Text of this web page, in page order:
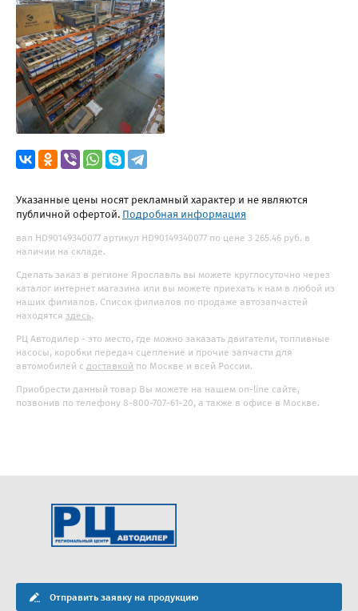
Указанные цены носят рекламный характер и не являются
публичной офертой. Подробная информация
вал HD90149340077 артикул HD90149340077 по цене 3 265.46 руб. в
наличии на складе.
Сделать заказ в регионе Ярославль вы можете круглосуточно через
каталог интернет магазина или вы можете приехать к нам в любой из
наших филиалов. Список филиалов по продаже автозапчастей
находятся здесь.
РЦ Автодилер - это место, где можно заказать двигатели, топливные
насосы, коробки передач сцепление и прочие запчасти для
автомобилей с доставкой по Москве и всей России.
Приобрести данный товар Вы можете на нашем on-line сайте,
позвонив по телефону 8-800-707-61-20, а также в офисе в Москве.
Отправить заявку на продукцию